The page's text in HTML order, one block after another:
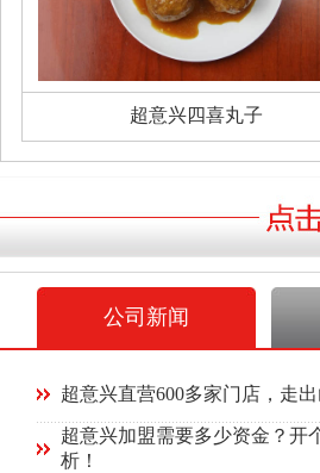
超意兴四喜丸子
公司新闻
超意兴直营600多家门店，走
超意兴加盟需要多少资金？开
析！